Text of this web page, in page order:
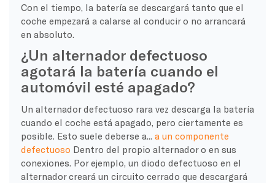
Con el tiempo, la batería se descargará tanto que el
coche empezará a calarse al conducir o no arrancará
en absoluto.
¿Un alternador defectuoso
agotará la batería cuando el
automóvil esté apagado?
Un alternador defectuoso rara vez descarga la batería
cuando el coche está apagado, pero ciertamente es
posible. Esto suele deberse a...
a un componente
defectuoso Dentro del propio alternador o en sus
conexiones. Por ejemplo, un diodo defectuoso en el
alternador creará un circuito cerrado que descargará